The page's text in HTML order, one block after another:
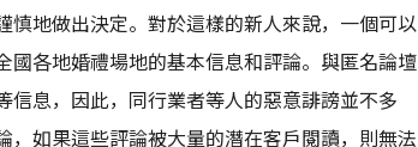
地做出決定。對於這樣的新人來說，一個可以
各地婚禮場地的基本信息和評論。與匿名論壇
息，因此，同行業者等人的惡意誹謗並不多
如果這些評論被大量的潛在客戶閱讀，則無法